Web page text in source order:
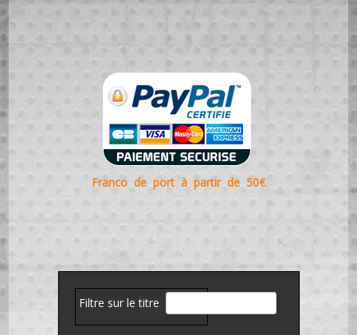
Franco de port à partir de 50€
Filtre sur le titre